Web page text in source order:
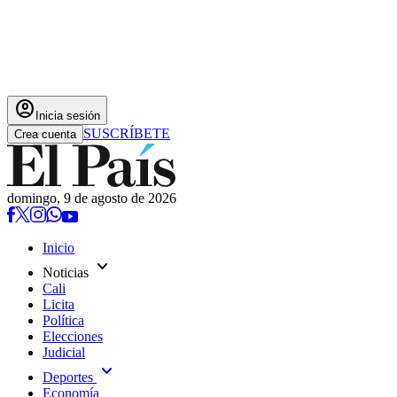
account_circle Inicia sesión
Crea cuenta SUSCRÍBETE
domingo, 9 de agosto de 2026
Inicio
Noticias expand_more
Cali
Licita
Política
Elecciones
Judicial
Deportes expand_more
Economía